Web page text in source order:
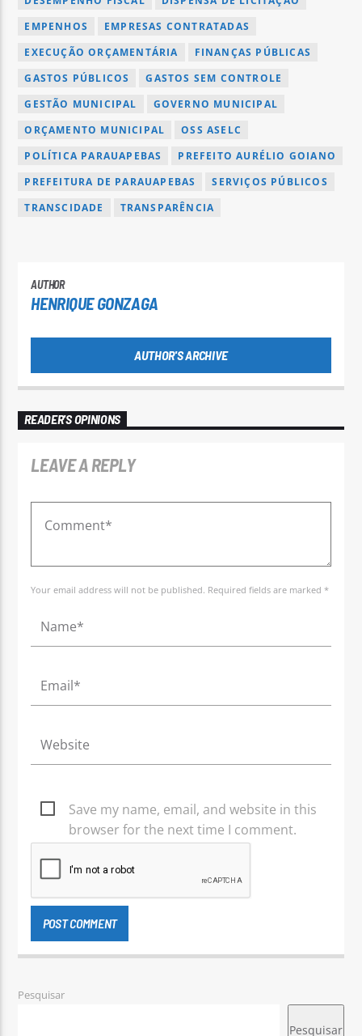
EMPENHOS
EMPRESAS CONTRATADAS
EXECUÇÃO ORÇAMENTÁRIA
FINANÇAS PÚBLICAS
GASTOS PÚBLICOS
GASTOS SEM CONTROLE
GESTÃO MUNICIPAL
GOVERNO MUNICIPAL
ORÇAMENTO MUNICIPAL
OSS ASELC
POLÍTICA PARAUAPEBAS
PREFEITO AURÉLIO GOIANO
PREFEITURA DE PARAUAPEBAS
SERVIÇOS PÚBLICOS
TRANSCIDADE
TRANSPARÊNCIA
AUTHOR
HENRIQUE GONZAGA
AUTHOR'S ARCHIVE
READER'S OPINIONS
LEAVE A REPLY
Your email address will not be published. Required fields are marked *
Save my name, email, and website in this
browser for the next time I comment.
Pesquisar
Pesquisar